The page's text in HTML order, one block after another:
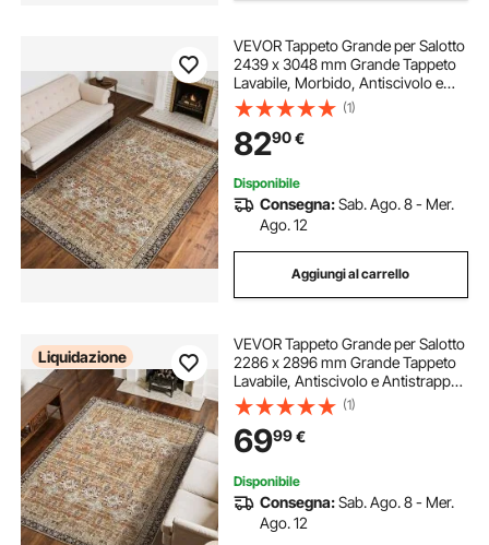
VEVOR Tappeto Grande per Salotto
2439 x 3048 mm Grande Tappeto
Lavabile, Morbido, Antiscivolo e
Antistrappo, per Animali Domestici
e Bambini, per Camera da Letto,
Cameretta, Ufficio, Marrone Verde
(1)
8290€
Disponibile
Consegna:Sab. Ago. 8 - Mer.
Ago. 12
Aggiungi al carrello
Liquidazione
VEVOR Tappeto Grande per Salotto
2286 x 2896 mm Grande Tappeto
Lavabile, Antiscivolo e Antistrappo,
Adatto ad Animali Domestici e
Bambini, per Camera da Letto,
Soggiorno, Ingresso, Marrone
Verde
(1)
6999€
Disponibile
Consegna:Sab. Ago. 8 - Mer.
Ago. 12